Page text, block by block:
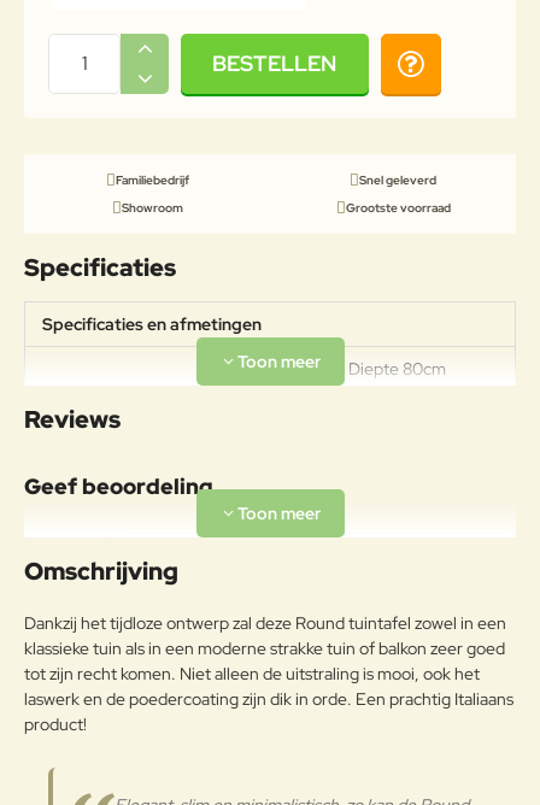
BESTELLEN
Familiebedrijf
Snel geleverd
Showroom
Grootste voorraad
Specificaties
Specificaties en afmetingen
Specificaties
Breedte 80cm Diepte 80cm
Hoogte 75cm Gewicht 27,2kg
Frame
Legering van ijzer en koolstof, met
een koolstofpercentage kleiner
weersomstandigheden te
weerstaan.
Onderhoudsadvies
Reviews
Geef beoordeling
Uw naam:
g:
Waarderin
Slecht Goed
Omschrijving
Dankzij het tijdloze ontwerp zal deze Round tuintafel zowel in een
klassieke tuin als in een moderne strakke tuin of balkon zeer goed
tot zijn recht komen. Niet alleen de uitstraling is mooi, ook het
laswerk en de poedercoating zijn dik in orde. Een prachtig Italiaans
product!